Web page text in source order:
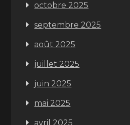
octobre 2025
septembre 2025
août 2025
juillet 2025
juin 2025
mai 2025
avril 2025